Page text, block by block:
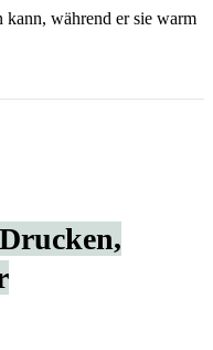
während er sie warm